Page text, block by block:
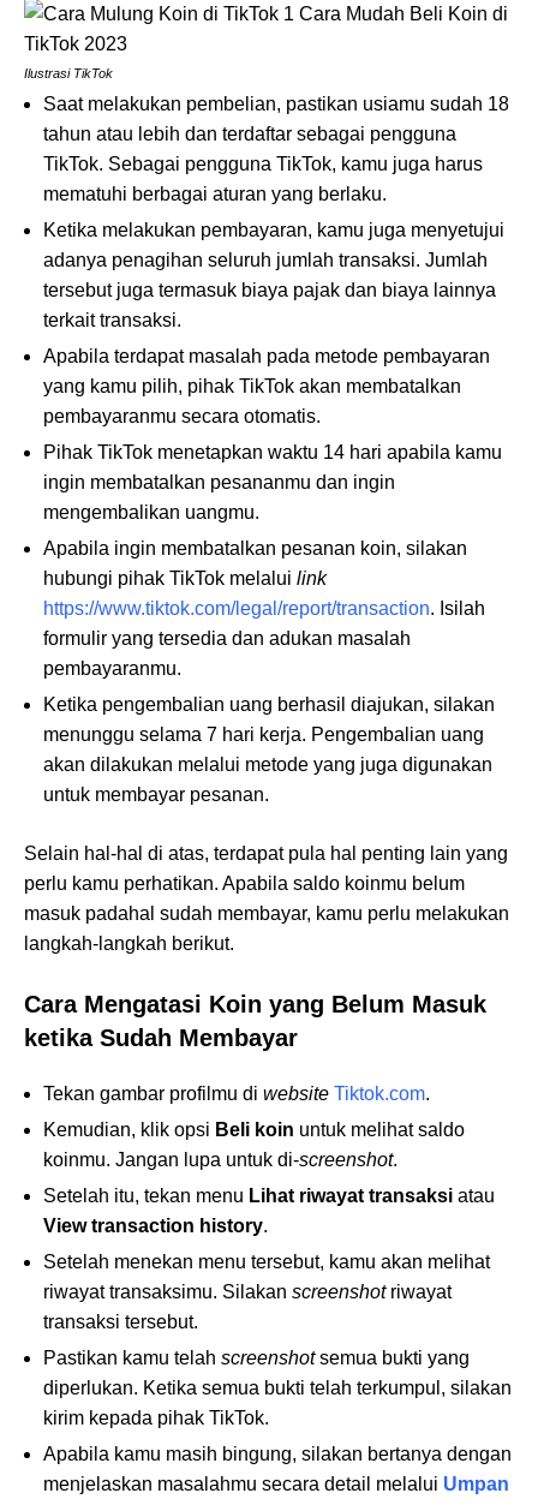
Ilustrasi TikTok
Saat melakukan pembelian, pastikan usiamu sudah 18
tahun atau lebih dan terdaftar sebagai pengguna
TikTok. Sebagai pengguna TikTok, kamu juga harus
mematuhi berbagai aturan yang berlaku.
Ketika melakukan pembayaran, kamu juga menyetujui
adanya penagihan seluruh jumlah transaksi. Jumlah
tersebut juga termasuk biaya pajak dan biaya lainnya
terkait transaksi.
Apabila terdapat masalah pada metode pembayaran
yang kamu pilih, pihak TikTok akan membatalkan
pembayaranmu secara otomatis.
Pihak TikTok menetapkan waktu 14 hari apabila kamu
ingin membatalkan pesananmu dan ingin
mengembalikan uangmu.
Apabila ingin membatalkan pesanan koin, silakan
hubungi pihak TikTok melalui link
https://www.tiktok.com/legal/report/transaction. Isilah
formulir yang tersedia dan adukan masalah
pembayaranmu.
Ketika pengembalian uang berhasil diajukan, silakan
menunggu selama 7 hari kerja. Pengembalian uang
akan dilakukan melalui metode yang juga digunakan
untuk membayar pesanan.
Selain hal-hal di atas, terdapat pula hal penting lain yang
perlu kamu perhatikan. Apabila saldo koinmu belum
masuk padahal sudah membayar, kamu perlu melakukan
langkah-langkah berikut.
Cara Mengatasi Koin yang Belum Masuk
ketika Sudah Membayar
Tekan gambar profilmu di website Tiktok.com.
Kemudian, klik opsi Beli koin untuk melihat saldo
koinmu. Jangan lupa untuk di-screenshot.
Setelah itu, tekan menu Lihat riwayat transaksi atau
View transaction history.
Setelah menekan menu tersebut, kamu akan melihat
riwayat transaksimu. Silakan screenshot riwayat
transaksi tersebut.
Pastikan kamu telah screenshotsemua bukti yang
diperlukan. Ketika semua bukti telah terkumpul, silakan
kirim kepada pihak TikTok.
Apabila kamu masih bingung, silakan bertanya dengan
menjelaskan masalahmu secara detail melalui Umpan